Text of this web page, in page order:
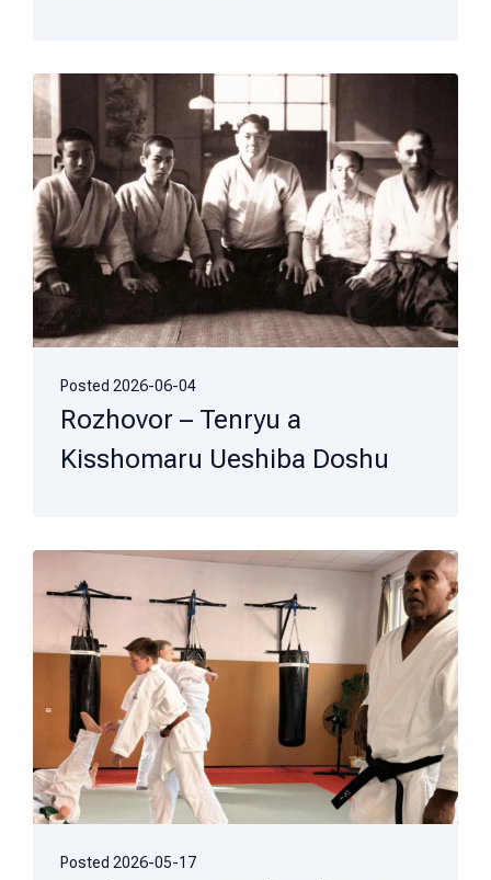
Posted 2026-06-04
Rozhovor – Tenryu a
Kisshomaru Ueshiba Doshu
Posted 2026-05-17